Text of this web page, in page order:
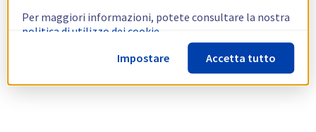
Per maggiori informazioni, potete consultare la nostra
politica di utilizzo dei cookie.
Impostare
Accetta tutto